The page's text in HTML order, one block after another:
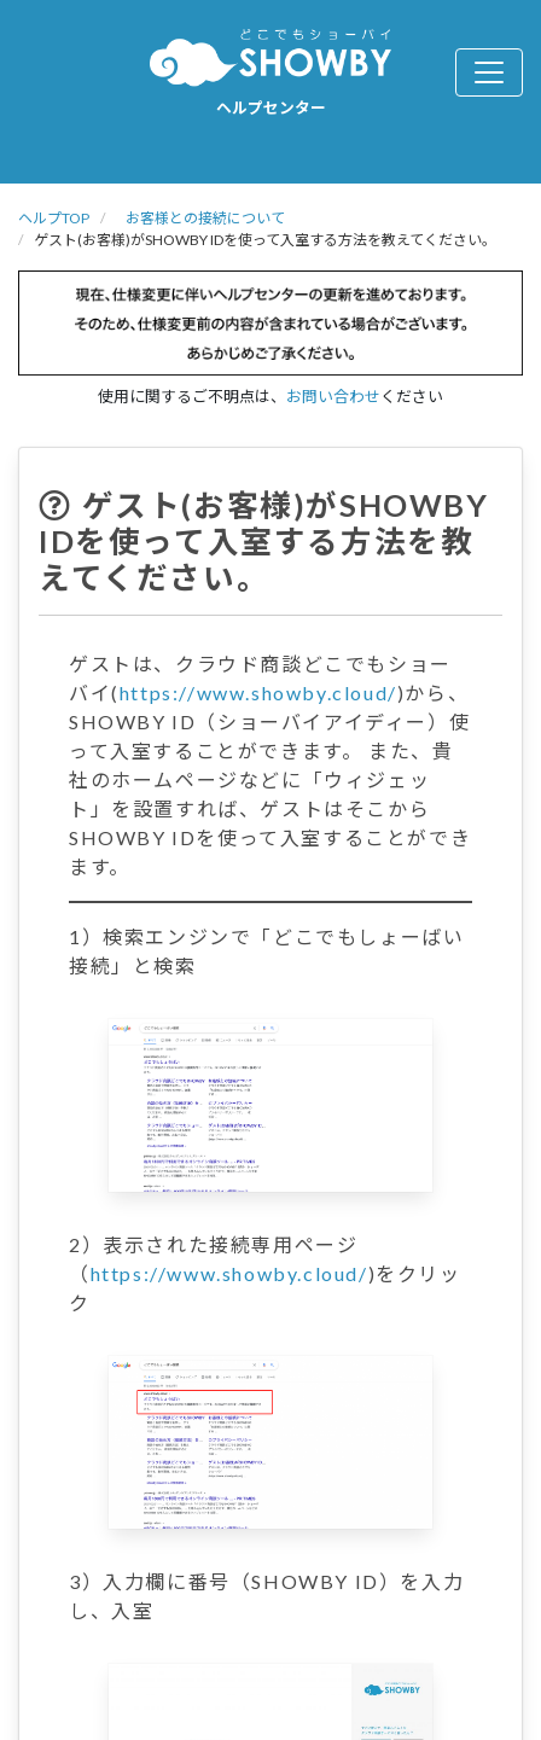
ヘルプセンター
ヘルプTOP
お客様との接続について
ゲスト(お客様)がSHOWBY IDを使って入室する方法を教えてください。
使用に関するご不明点は、 お問い合わせください
ゲスト(お客様)がSHOWBY
IDを使って入室する方法を教
えてください。
ゲストは、クラウド商談どこでもショー
バイ(https://www.showby.cloud/)から、
SHOWBY ID（ショーバイアイディー）使
って入室することができます。 また、貴
社のホームページなどに「ウィジェッ
ト」を設置すれば、ゲストはそこから
SHOWBY IDを使って入室することができ
ます。
1）検索エンジンで「どこでもしょーばい
接続」と検索
2）表示された接続専用ページ
（https://www.showby.cloud/)をクリッ
ク
3）入力欄に番号（SHOWBY ID）を入力
し、入室